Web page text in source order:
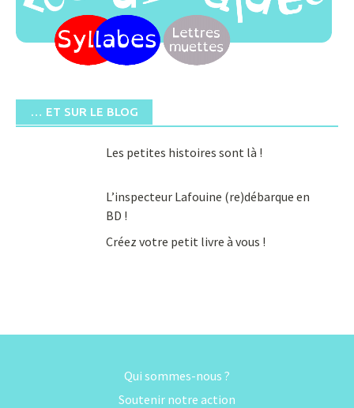
… ET SUR LE BLOG
Les petites histoires sont là !
L’inspecteur Lafouine (re)débarque en
BD !
Créez votre petit livre à vous !
Qui sommes-nous ?
Soutenir notre action